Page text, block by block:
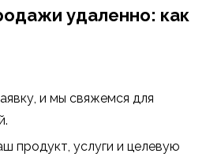
удаленно: как
и мы свяжемся для
продукт, услуги и целевую